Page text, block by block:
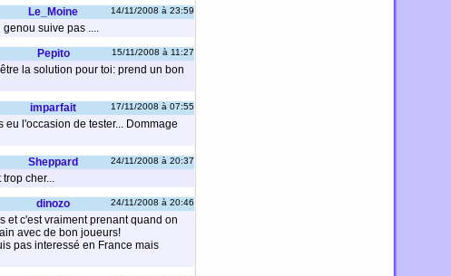
Le_Moine 14/11/2008 à 23:59
suive pas ....
Pepito 15/11/2008 à 11:27
la solution pour toi: prend un bon
imparfait 17/11/2008 à 07:55
l'occasion de tester... Dommage
Sheppard 24/11/2008 à 20:37
cher...
dinozo 24/11/2008 à 20:46
et c'est vraiment prenant quand on
avec de bon joueurs!
pas interessé en France mais